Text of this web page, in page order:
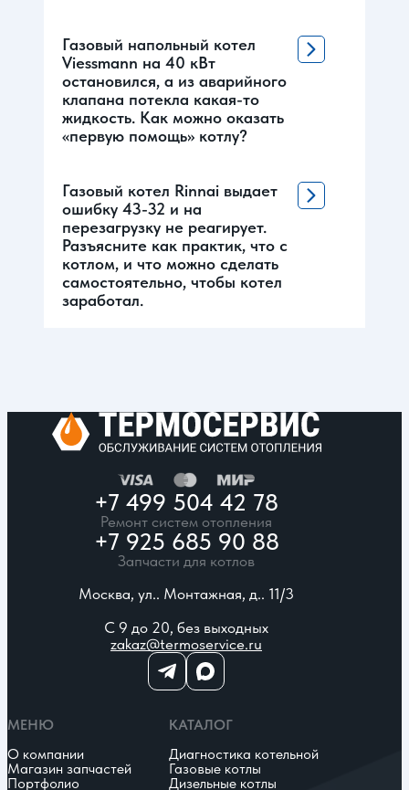
Газовый напольный котел
Viessmann на 40 кВт
остановился, а из аварийного
клапана потекла какая-то
жидкость. Как можно оказать
«первую помощь» котлу?
Газовый котел Rinnai выдает
ошибку 43-32 и на
перезагрузку не реагирует.
Разъясните как практик, что с
котлом, и что можно сделать
самостоятельно, чтобы котел
заработал.
+7 499 504 42 78
Ремонт систем отопления
+7 925 685 90 88
Запчасти для котлов
Москва, ул.. Монтажная, д.. 11/3
С 9 до 20, без выходных
zakaz@termoservice.ru
МЕНЮ
О компании
Магазин запчастей
Портфолио
КАТАЛОГ
Диагностика котельной
Газовые котлы
Дизельные котлы